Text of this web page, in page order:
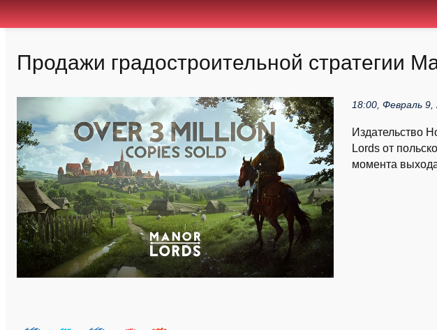
Продажи градостроительной стратегии
18:00, Февраль 9,
Издательство
Lords от
момента